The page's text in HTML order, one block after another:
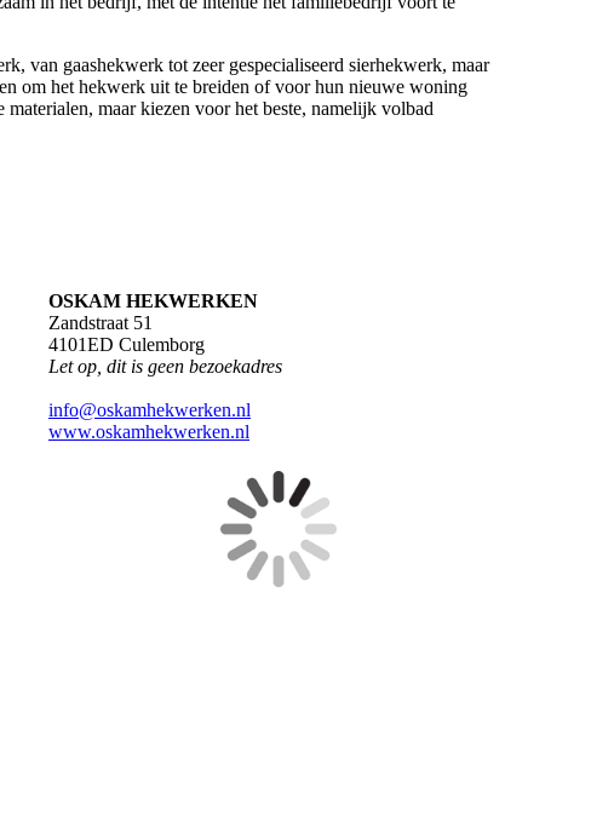
van gaashekwerk tot zeer gespecialiseerd sierhekwerk, maar
om het hekwerk uit te breiden of voor hun nieuwe woning
maar kiezen voor het beste, namelijk volbad
OSKAM HEKWERKEN
Zandstraat 51
4101ED Culemborg
Let op, dit is geen bezoekadres
info@oskamhekwerken.nl
www.oskamhekwerken.nl